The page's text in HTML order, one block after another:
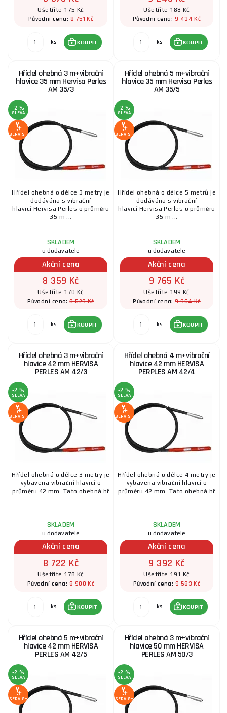
Ušetříte 175 Kč
Původní cena:8 751 Kč
ks KOUPIT
Ušetříte 188 Kč
Původní cena:9 434 Kč
ks KOUPIT
Hřídel ohebná 3 m+vibrační
hlavice 35 mm Hervisa Perles
AM 35/3
-2 %
SLEVA
SERVIS+
Hřídel ohebná o délce 3 metry je
dodávána s vibrační
hlavicí Hervisa Perles o průměru
35 m ...
SKLADEM
u dodavatele
Akční cena
8 359 Kč
Ušetříte 170 Kč
Původní cena:8 529 Kč
ks KOUPIT
Hřídel ohebná 5 m+vibrační
hlavice 35 mm Hervisa Perles
AM 35/5
-2 %
SLEVA
SERVIS+
Hřídel ohebná o délce 5 metrů je
dodávána s vibrační
hlavicí Hervisa Perles o průměru
35 m ...
SKLADEM
u dodavatele
Akční cena
9 765 Kč
Ušetříte 199 Kč
Původní cena:9 964 Kč
ks KOUPIT
Hřídel ohebná 3 m+vibrační
hlavice 42 mm HERVISA
PERLES AM 42/3
-2 %
SLEVA
SERVIS+
Hřídel ohebná o délce 3 metry je
vybavena vibrační hlavicí o
průměru 42 mm. Tato ohebná hř
...
SKLADEM
u dodavatele
Akční cena
8 722 Kč
Ušetříte 178 Kč
Původní cena:8 900 Kč
ks KOUPIT
Hřídel ohebná 4 m+vibrační
hlavice 42 mm HERVISA
PERPLES AM 42/4
-2 %
SLEVA
SERVIS+
Hřídel ohebná o délce 4 metry je
vybavena vibrační hlavicí o
průměru 42 mm. Tato ohebná hř
...
SKLADEM
u dodavatele
Akční cena
9 392 Kč
Ušetříte 191 Kč
Původní cena:9 583 Kč
ks KOUPIT
Hřídel ohebná 5 m+vibrační
hlavice 42 mm HERVISA
PERLES AM 42/5
-2 %
SLEVA
SERVIS+
Hřídel ohebná 3 m+vibrační
hlavice 50 mm HERVISA
PERLES AM 50/3
-2 %
SLEVA
SERVIS+